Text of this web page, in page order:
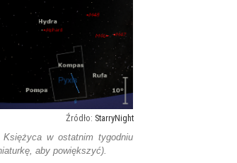
StarryNight
Księżyca w ostatnim tygodniu
aby powiększyć).